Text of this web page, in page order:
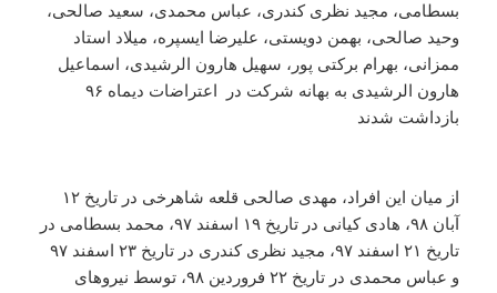
بسطامی، مجید نظری کندری، عباس محمدی، سعید صالحی،
وحید صالحی، بهمن دویستی، علیرضا ایسپره، میلاد استاد
ممزانی، بهرام برکتی پور، سهیل هارون الرشیدی، اسماعیل
هارون الرشیدی به بهانه شرکت در اعتراضات دیماه ۹۶
بازداشت شدند
از میان این افراد، مهدی صالحی قلعه شاهرخی در تاریخ ۱۲
آبان ۹۸، هادی کیانی در تاریخ ۱۹ اسفند ۹۷، محمد بسطامی در
تاریخ ۲۱ اسفند ۹۷، مجید نظری کندری در تاریخ ۲۳ اسفند ۹۷
و عباس محمدی در تاریخ ۲۲ فروردین ۹۸، توسط نیروهای